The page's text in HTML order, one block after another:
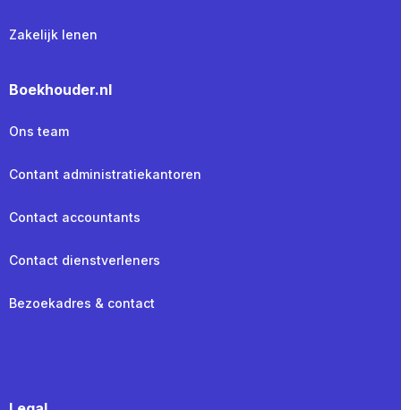
Zakelijk lenen
Boekhouder.nl
Ons team
Contant administratiekantoren
Contact accountants
Contact dienstverleners
Bezoekadres & contact